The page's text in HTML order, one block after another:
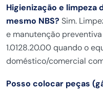
Higienização e limpeza
mesmo NBS? Sim.
e manutenção
1.0128.20.00 quando o
doméstico/comercial
Posso colocar peças